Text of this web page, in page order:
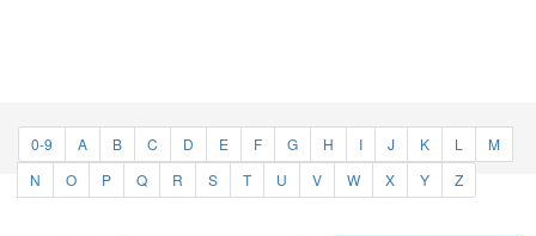
0-9 A B C D E F G H I J K L
M
N
O P Q R S T U V W X Y Z